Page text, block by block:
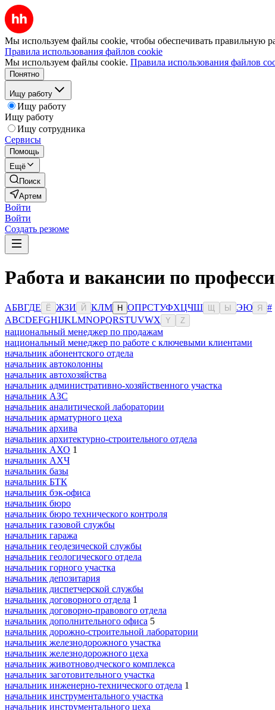
Мы используем файлы cookie, чтобы обеспечивать правильную
Правила использования файлов cookie
Мы используем файлы cookie. Правила использования файлов
Понятно
Ищу работу
Ищу работу
Ищу работу
Ищу сотрудника
Сервисы
Помощь
Ещё
Поиск
Артем
Войти
Войти
Создать резюме
Работа и вакансии по
АБВГДЕ Ё ЖЗИ Й КЛМ Н ОПРСТУФХЦЧШ Ы ЭЮ Я
#
ABCDEFGHIJKLMNOPQRSTUVWX Y Z
национальный менеджер по продажам
национальный менеджер по работе с ключевыми клиентами
начальник абонентского отдела
начальник автоколонны
начальник автохозяйства
начальник административно-хозяйственного участка
начальник АЗС
начальник аналитической лаборатории
начальник арматурного цеха
начальник архива
начальник архитектурно-строительного отдела
начальник АХО 1
начальник АХЧ
начальник базы
начальник БТК
начальник бэк-офиса
начальник бюро
начальник бюро технического контроля
начальник газовой службы
начальник гаража
начальник геодезической службы
начальник геологического отдела
начальник горного участка
начальник депозитария
начальник диспетчерской службы
начальник договорного отдела 1
начальник договорно-правового отдела
начальник дополнительного офиса 5
начальник дорожно-строительной лаборатории
начальник железнодорожного участка
начальник железнодорожного цеха
начальник животноводческого комплекса
начальник заготовительного участка
начальник инженерно-технического отдела 1
начальник инструментального участка
начальник инструментального цеха